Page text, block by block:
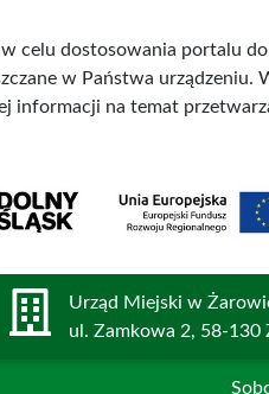
celu dostosowania portalu
w Państwa
informacji na temat
Urząd Miejski w
ul. Zamkowa 2, 58-130